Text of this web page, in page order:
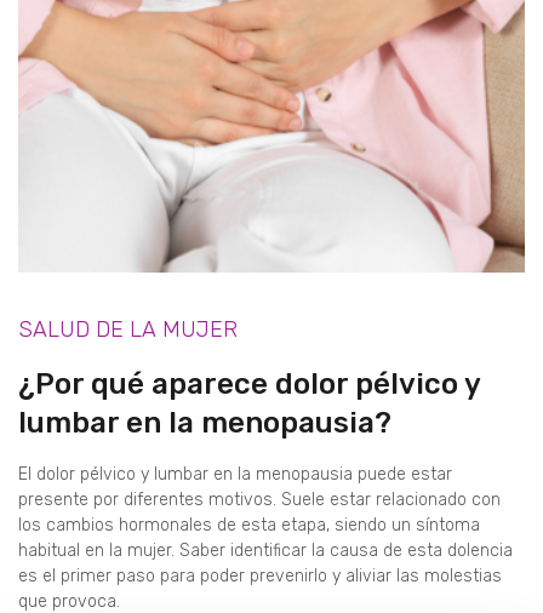
SALUD DE LA MUJER
¿Por qué aparece dolor pélvico y
lumbar en la menopausia?
El dolor pélvico y lumbar en la menopausia puede estar
presente por diferentes motivos. Suele estar relacionado con
los cambios hormonales de esta etapa, siendo un síntoma
habitual en la mujer. Saber identificar la causa de esta dolencia
es el primer paso para poder prevenirlo y aliviar las molestias
que provoca.